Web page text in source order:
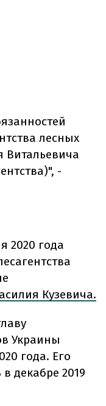
лесных
Витальевича
-
2020 года
Кузевича.
Украины
года. Его
декабре 2019